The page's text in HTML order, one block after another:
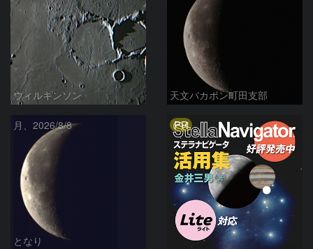
ウィルキンソン 天文バカボン町田支部
月、2026/8/8
となり
PR